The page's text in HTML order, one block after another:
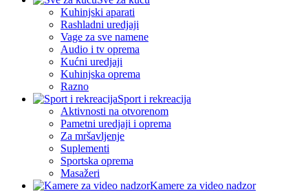
Kuhinjski aparati
Rashladni uredjaji
Vage za sve namene
Audio i tv oprema
Kućni uredjaji
Kuhinjska oprema
Razno
Sport i rekreacija
Aktivnosti na otvorenom
Pametni uredjaji i oprema
Za mršavljenje
Suplementi
Sportska oprema
Masažeri
Kamere za video nadzor